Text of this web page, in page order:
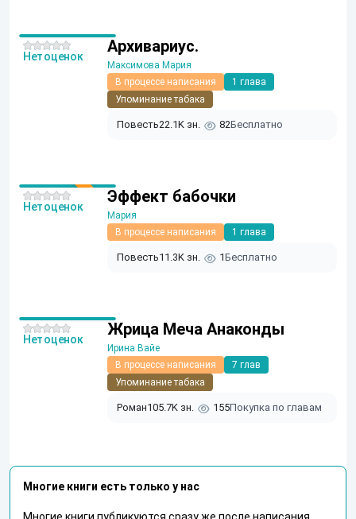
Архивариус.
Максимова Мария
В процессе написания
1 глава
Упоминание табака
Повесть22.1K зн. 82Бесплатно
Нет оценок
Эффект бабочки
Мария
В процессе написания
1 глава
Повесть11.3K зн. 1Бесплатно
Нет оценок
Жрица Меча Анаконды
Ирина Вайе
В процессе написания
7 глав
Упоминание табака
Роман105.7K зн. 155Покупка по главам
Нет оценок
Многие книги есть только у нас